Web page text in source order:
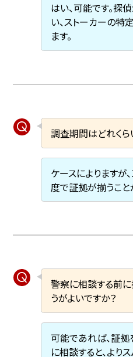
はい、可能です。探
い、ストーカーの
ます。
調査期間はどれくら
ケースによりますが
度で証拠が揃うこと
警察に相談する前
うがよいですか？
可能であれば、証
に相談すると、より